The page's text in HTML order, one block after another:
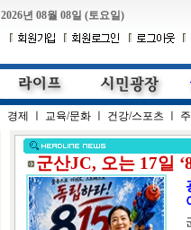
2026년 08월 08일 (토요일)
경제 교육/문화 건강/스포츠
군산JC, 오는 17일